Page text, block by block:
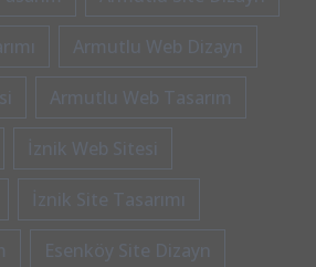
Armutlu Web Dizayn
Armutlu Web Tasarım
İznik Web Sitesi
İznik Site Tasarımı
Esenköy Site Dizayn